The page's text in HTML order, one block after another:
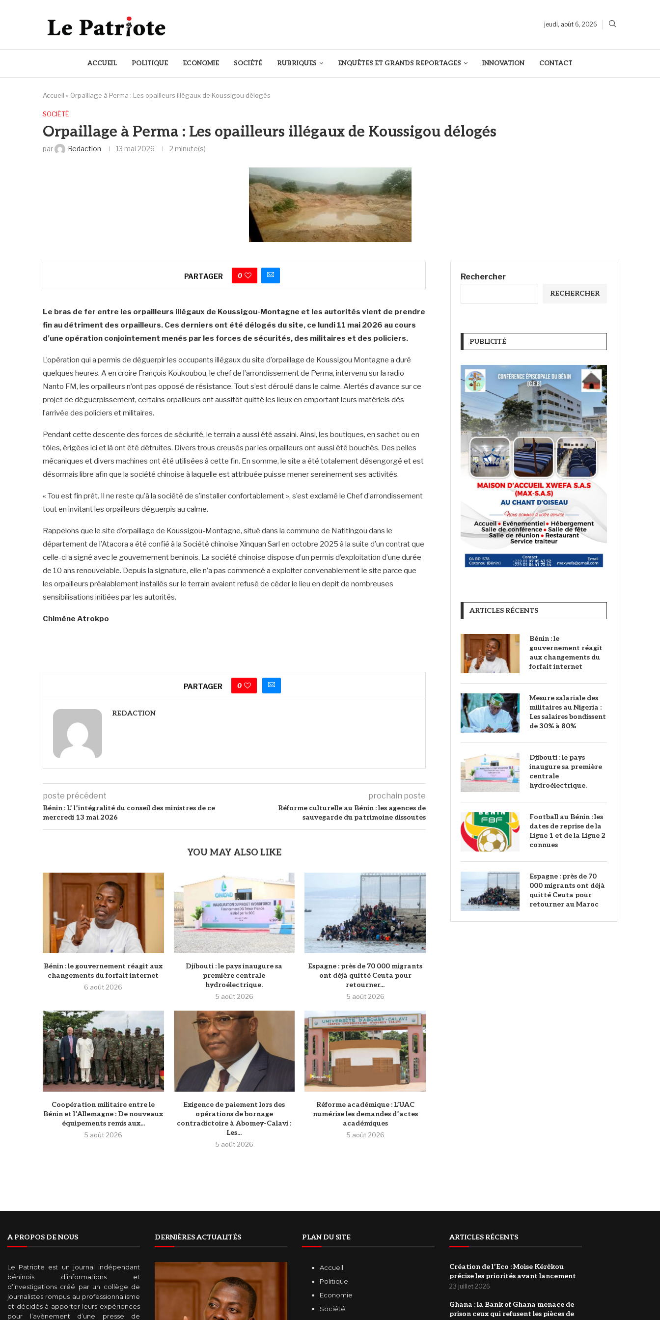
jeudi, août 6, 2026
ACCUEIL POLITIQUE ECONOMIE SOCIÉTÉ RUBRIQUES ENQUÊTES ET GRANDS REPORTAGES INNOVATION CONTACT
Accueil » Orpaillage à Perma : Les opailleurs illégaux de Koussigou délogés
SOCIÉTÉ
Orpaillage à Perma : Les opailleurs illégaux de Koussigou délogés
par Redaction 13 mai 2026 2 minute(s)
PARTAGER 0
Le bras de fer entre les orpailleurs illégaux de Koussigou-Montagne et les autorités vient de prendre
fin au détriment des orpailleurs. Ces derniers ont été délogés du site, ce lundi 11 mai 2026 au cours
d’une opération conjointement menés par les forces de sécurités, des militaires et des policiers.
L’opération qui a permis de déguerpir les occupants illégaux du site d’orpaillage de Koussigou Montagne a duré
quelques heures. A en croire François Koukoubou, le chef de l’arrondissement de Perma, intervenu sur la radio
Nanto FM, les orpailleurs n’ont pas opposé de résistance. Tout s’est déroulé dans le calme. Alertés d’avance sur ce
projet de déguerpissement, certains orpailleurs ont aussitôt quitté les lieux en emportant leurs matériels dès
l’arrivée des policiers et militaires.
Pendant cette descente des forces de séciurité, le terrain a aussi été assaini. Ainsi, les boutiques, en sachet ou en
tôles, érigées ici et là ont été détruites. Divers trous creusés par les orpailleurs ont aussi été bouchés. Des pelles
mécaniques et divers machines ont été utilisées à cette fin. En somme, le site a été totalement désengorgé et est
désormais libre afin que la société chinoise à laquelle est attribuée puisse mener sereinement ses activités.
« Tou est fin prêt. Il ne reste qu’à la société de s’installer confortablement », s’est exclamé le Chef d’arrondissement
tout en invitant les orpailleurs déguerpis au calme.
Rappelons que le site d’orpaillage de Koussigou-Montagne, situé dans la commune de Natitingou dans le
département de l’Atacora a été confié à la Société chinoise Xinquan Sarl en octobre 2025 à la suite d’un contrat que
celle-ci a signé avec le gouvernement beninois. La société chinoise dispose d’un permis d’exploitation d’une durée
de 10 ans renouvelable. Depuis la signature, elle n’a pas commencé a exploiter convenablement le site parce que
les orpailleurs préalablement installés sur le terrain avaient refusé de céder le lieu en depit de nombreuses
sensibilisations initiées par les autorités.
Chimène Atrokpo
PARTAGER 0
REDACTION
poste précédent
Bénin : L’ l’intégralité du conseil des ministres de ce
mercredi 13 mai 2026
prochain poste
Réforme culturelle au Bénin : les agences de
sauvegarde du patrimoine dissoutes
YOU MAY ALSO LIKE
Bénin : le gouvernement réagit aux
changements du forfait internet
6 août 2026
Djibouti : le pays inaugure sa
première centrale
hydroélectrique.
5 août 2026
‎Espagne : près de 70 000 migrants
ont déjà quitté Ceuta pour
retourner...
5 août 2026
Coopération militaire entre le
Bénin et l’Allemagne : De nouveaux
équipements remis aux...
5 août 2026
Exigence de paiement lors des
opérations de bornage
contradictoire à Abomey-Calavi :
Les...
5 août 2026
Réforme académique : L’UAC
numérise les demandes d’actes
académiques
5 août 2026
Rechercher
RECHERCHER
PUBLICITÉ
ARTICLES RÉCENTS
Bénin : le
gouvernement réagit
aux changements du
forfait internet
Mesure salariale des
militaires au Nigeria :
Les salaires bondissent
de 30% à 80%
Djibouti : le pays
inaugure sa première
centrale
hydroélectrique.
Football au Bénin : les
dates de reprise de la
Ligue 1 et de la Ligue 2
connues
‎Espagne : près de 70
000 migrants ont déjà
quitté Ceuta pour
retourner au Maroc
A PROPOS DE NOUS
Le Patriote est un journal indépendant
béninois d’informations et
d’investigations créé par un collège de
journalistes rompus au professionnalisme
et décidés à apporter leurs expériences
pour l’avènement d’une presse de
DERNIÈRES ACTUALITÉS PLAN DU SITE
Accueil
Politique
Economie
Société
ARTICLES RÉCENTS
Création de l’Eco : Moìse Kérėkou
précise les priorités avant lancement
23 juillet 2026
‎Ghana : la Bank of Ghana menace de
prison ceux qui refusent les pièces de